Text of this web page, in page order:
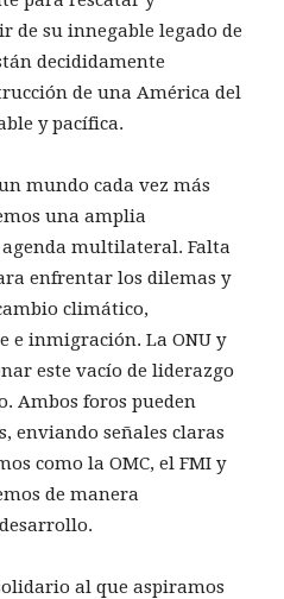
de su innegable legado de
decididamente
de una América del
y pacífica.
mundo cada vez más
una amplia
agenda multilateral. Falta
enfrentar los dilemas y
climático,
e inmigración. La ONU y
este vacío de liderazgo
Ambos foros pueden
enviando señales claras
como la OMC, el FMI y
de manera
al que aspiramos